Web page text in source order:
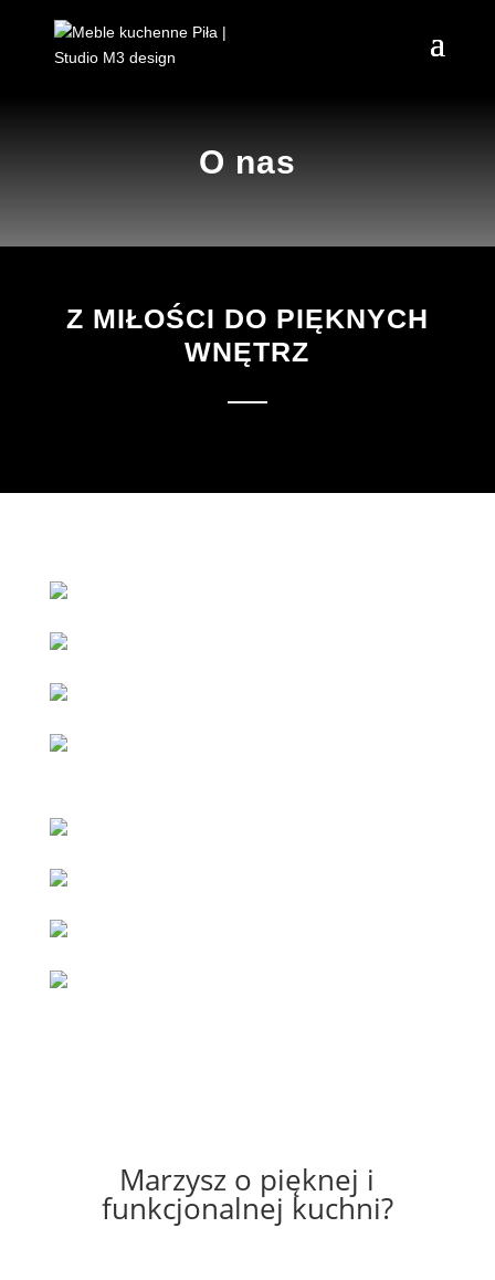
O nas
Z MIŁOŚCI DO PIĘKNYCH
WNĘTRZ
Marzysz o pięknej i
funkcjonalnej kuchni?